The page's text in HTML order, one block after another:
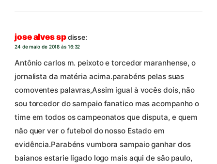
jose alves spdisse:
24 de maio de 2018 às 16:32
Antônio carlos m. peixoto e torcedor maranhense, o
jornalista da matéria acima.parabéns pelas suas
comoventes palavras,Assim igual à vocês dois, não
sou torcedor do sampaio fanatico mas acompanho o
time em todos os campeonatos que disputa, e quem
não quer ver o futebol do nosso Estado em
evidência.Parabéns vumbora sampaio ganhar dos
baianos estarie ligado logo mais aqui de são paulo,